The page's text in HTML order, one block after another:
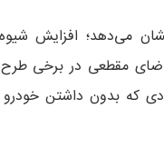
می‌دهد؛ افزایش
مقطعی در برخی
که بدون داشتن خودرو